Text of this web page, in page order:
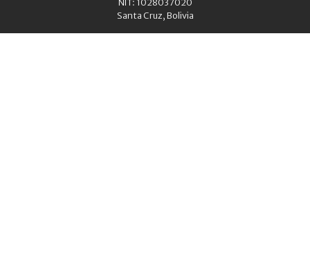
Santa Cruz, Bolivia